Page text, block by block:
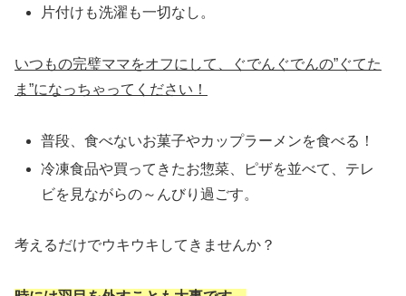
片付けも洗濯も一切なし。
いつもの完璧ママをオフにして、ぐでんぐでんの”ぐてた
ま”になっちゃってください！
普段、食べないお菓子やカップラーメンを食べる！
冷凍食品や買ってきたお惣菜、ピザを並べて、テレ
ビを見ながらの～んびり過ごす。
考えるだけでウキウキしてきませんか？